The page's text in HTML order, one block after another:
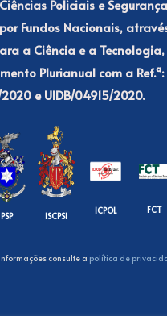
Policiais e
Fundos Nacionais,
a Ciência e a
Plurianual com a Ref.ª:
e UIDB/04915/2020.
PSP ISCPSI
ICPOL FCT
consulte a política de